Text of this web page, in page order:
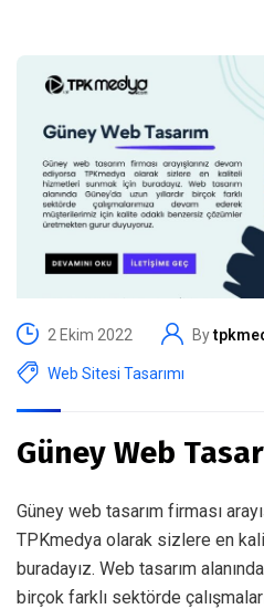
2 Ekim 2022 By
Web Sitesi Tasarımı
Güney Web
Güney web tasarım firması
TPKmedya olarak sizlere en
buradayız. Web tasarım
birçok farklı sektörde